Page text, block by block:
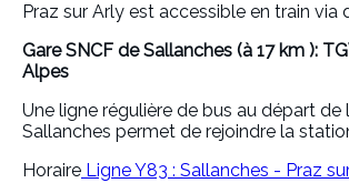
Praz sur Arly est accessible en train via
Gare SNCF de Sallanches (à 17 km ):
Alpes
Une ligne régulière de bus au départ de
Sallanches permet de rejoindre la
Horaire Ligne Y83 : Sallanches - Praz